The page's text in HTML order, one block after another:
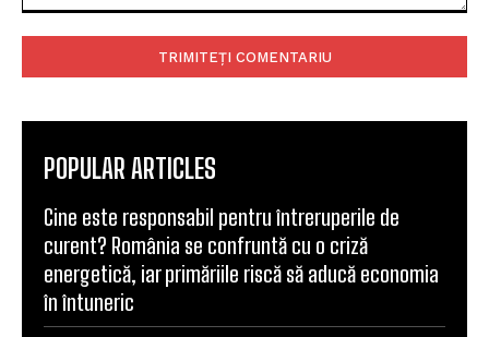
POPULAR ARTICLES
Cine este responsabil pentru întreruperile de
curent? România se confruntă cu o criză
energetică, iar primăriile riscă să aducă economia
în întuneric